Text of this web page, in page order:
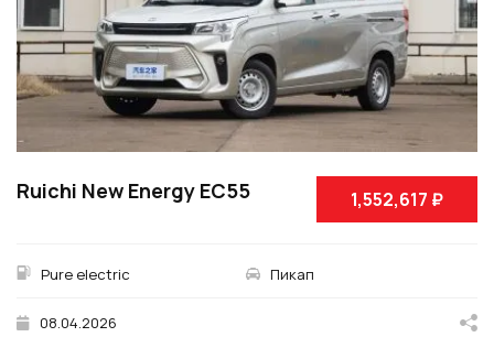
1,552,617 ₽
Ruichi New Energy EC55
Pure electric Пикап
08.04.2026